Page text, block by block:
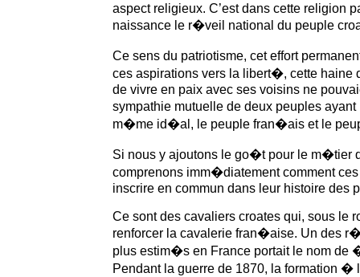
aspect religieux. C’est dans cette religion
naissance le r�veil national du peuple
Ce sens du patriotisme, cet effort
ces aspirations vers la libert�, cette haine
de vivre en paix avec ses voisins ne
sympathie mutuelle de deux peuples
m�me id�al, le peuple fran�ais et le
Si nous y ajoutons le go�t pour le m�tier
comprenons imm�diatement comment
inscrire en commun dans leur histoire des
Ce sont des cavaliers croates qui, sous le
renforcer la cavalerie fran�aise. Un des
plus estim�s en France portait le nom de
Pendant la guerre de 1870, la formation